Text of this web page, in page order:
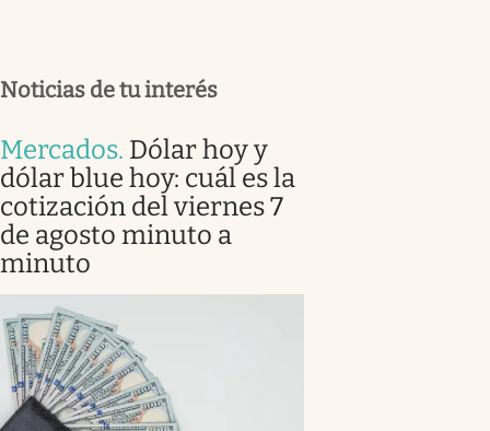
Noticias de tu interés
Mercados. Dólar hoy y
dólar blue hoy: cuál es la
cotización del viernes 7
de agosto minuto a
minuto